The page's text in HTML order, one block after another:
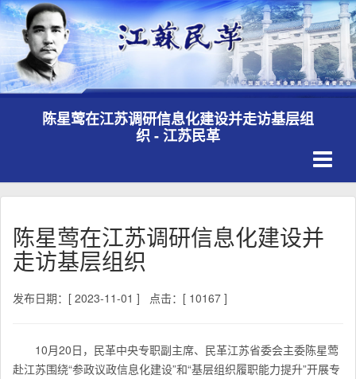
陈星莺在江苏调研信息化建设并走访基层组
织 - 江苏民革
陈星莺在江苏调研信息化建设并
走访基层组织
发布日期：[ 2023-11-01 ] 点击：[ 10167 ]
10月20日，民革中央专职副主席、民革江苏省委会主委陈星莺
赴江苏围绕“参政议政信息化建设”和“基层组织履职能力提升”开展专